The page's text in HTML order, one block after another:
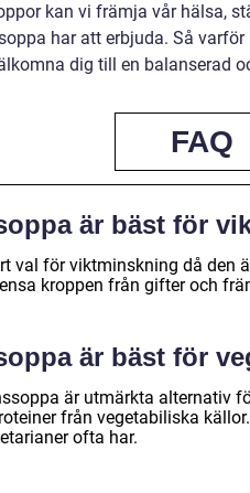
kan vi främja vår hälsa,
har att erbjuda. Så
dig till en balanserad
FAQ
är bäst för
val för viktminskning då den
kroppen från gifter och
är bäst för
är utmärkta alternativ
från vegetabiliska
ofta har.